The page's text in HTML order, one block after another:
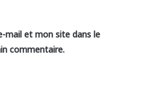
mail et mon site dans le
commentaire.